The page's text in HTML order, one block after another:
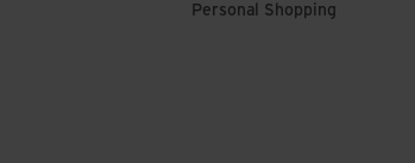
Personal Shopping